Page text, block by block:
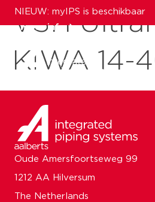
NIEUW: myIPS is beschikbaar
meer info
sluiten
VSH
KIWA 14-
Oude Amersfoortseweg 99
1212 AA Hilversum
The Netherlands